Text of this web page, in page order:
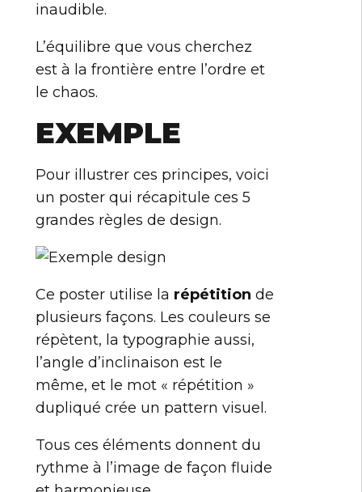
inaudible.
L’équilibre que vous cherchez
est à la frontière entre l’ordre et
le chaos.
EXEMPLE
Pour illustrer ces principes, voici
un poster qui récapitule ces 5
grandes règles de design.
Ce poster utilise la répétition de
plusieurs façons. Les couleurs se
répètent, la typographie aussi,
l’angle d’inclinaison est le
même, et le mot « répétition »
dupliqué crée un pattern visuel.
Tous ces éléments donnent du
rythme à l’image de façon fluide